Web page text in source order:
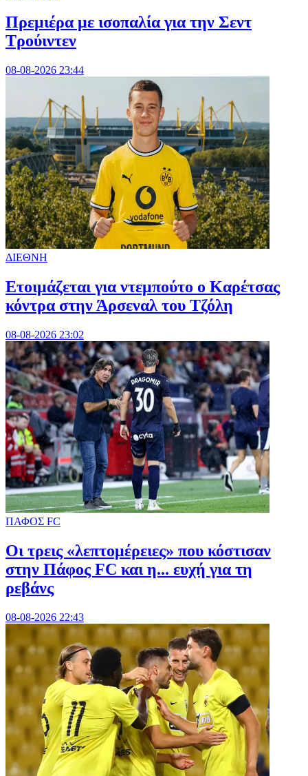
Πρεμιέρα με ισοπαλία για την Σεντ
Τρούιντεν
08-08-2026 23:44
ΔΙΕΘΝΗ
Ετοιμάζεται για ντεμπούτο ο Καρέτσας
κόντρα στην Άρσεναλ του Τζόλη
08-08-2026 23:02
ΠΑΦΟΣ FC
Οι τρεις «λεπτομέρειες» που κόστισαν
στην Πάφος FC και η... ευχή για τη
ρεβάνς
08-08-2026 22:43